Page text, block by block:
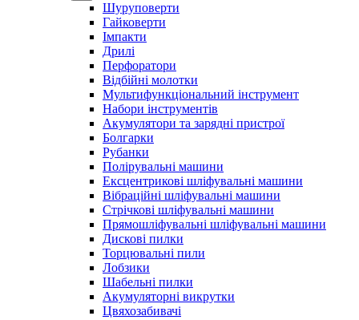
Шуруповерти
Гайковерти
Імпакти
Дрилі
Перфоратори
Відбійні молотки
Мультифункціональний інструмент
Набори інструментів
Акумулятори та зарядні пристрої
Болгарки
Рубанки
Полірувальні машини
Ексцентрикові шліфувальні машини
Вібраційні шліфувальні машини
Стрічкові шліфувальні машини
Прямошліфувальні шліфувальні машини
Дискові пилки
Торцювальні пили
Лобзики
Шабельні пилки
Акумуляторні викрутки
Цвяхозабивачі